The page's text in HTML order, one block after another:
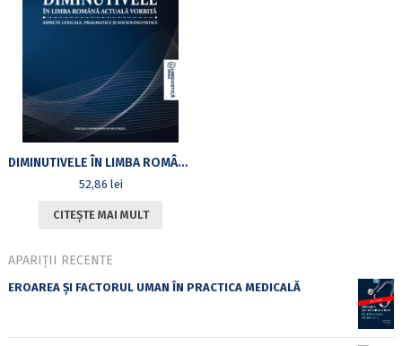
DIMINUTIVELE ÎN LIMBA ROMÂNĂ ACTUALĂ VORBITĂ. ASPECTE LEXICALE, PRAGMATICE ȘI SOCIOLINGVISTICE
52,86 lei
CITEȘTE MAI MULT
APARIȚII RECENTE
EROAREA ȘI FACTORUL UMAN ÎN PRACTICA MEDICALĂ